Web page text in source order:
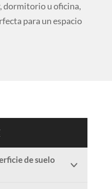
dormitorio u oficina,
para un espacio
de suelo
